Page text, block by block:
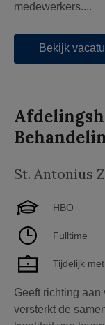
medewerkers....
Bekijk
St. Antonius
HBO
Fulltime
Tijdelijk
Geeft richting
versterkt de